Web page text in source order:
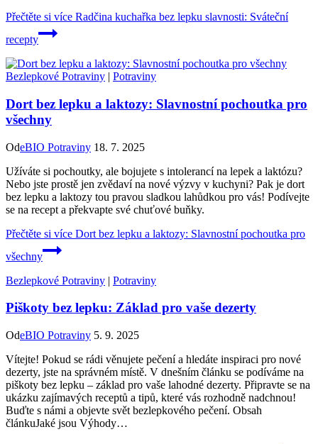
Přečtěte si více Radčina kuchařka bez lepku slavnosti: Sváteční
recepty
Bezlepkové Potraviny | Potraviny
Dort bez lepku a laktozy: Slavnostní pochoutka pro
všechny
OdeBIO Potraviny 18. 7. 2025
Užíváte si pochoutky, ale bojujete s intolerancí na lepek a laktózu?
Nebo jste prostě jen zvědaví na nové výzvy v kuchyni? Pak je dort
bez lepku a laktozy tou pravou sladkou lahůdkou pro vás! Podívejte
se na recept a překvapte své chuťové buňky.
Přečtěte si více Dort bez lepku a laktozy: Slavnostní pochoutka pro
všechny
Bezlepkové Potraviny | Potraviny
Piškoty bez lepku: Základ pro vaše dezerty
OdeBIO Potraviny 5. 9. 2025
Vítejte! Pokud se rádi věnujete pečení a hledáte inspiraci pro nové
dezerty, jste na správném místě. V dnešním článku se podíváme na
piškoty bez lepku – základ pro vaše lahodné dezerty. Připravte se na
ukázku zajímavých receptů a tipů, které vás rozhodně nadchnou!
Buďte s námi a objevte svět bezlepkového pečení. Obsah
článkuJaké jsou Výhody…